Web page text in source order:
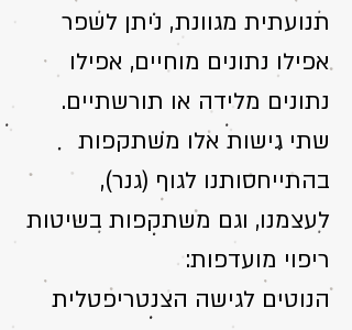
תנועתית מגוונת, ניתן לשפר
אפילו נתונים מוחיים, אפילו
נתונים מלידה או תורשתיים.
שתי גישות אלו משתקפות
בהתייחסותנו לגוף (גנר),
לעצמנו, וגם משתקפות בשיטות
ריפוי מועדפות:
הנוטים לגישה הצנטריפטלית